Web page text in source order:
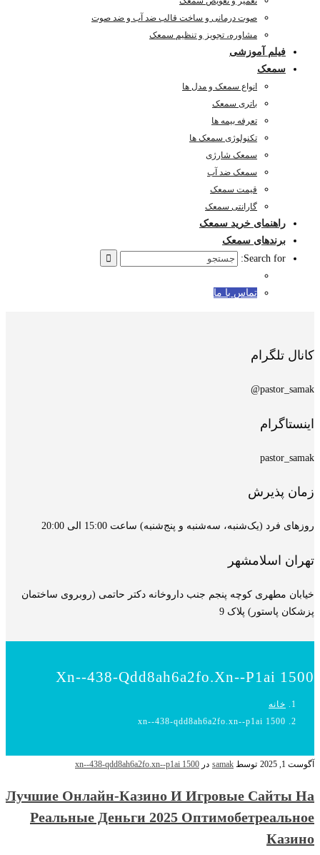
صوت درمانی و ساخت قالب ضد آب و ضد صوت
مشاوره، تجویز و تنظیم سمعک
فیلم آموزشی
سمعک
انواع سمعک و مدل ها
باتری سمعک
تعرفه بیمه ها
تکنولوژی سمعک ها
سمعک شارژی
سمعک ضد آب
قیمت سمعک
گارانتی سمعک
راهنمای خرید سمعک
برندهای سمعک
Search for:
تماس با ما
کانال تلگرام
pastor_samak@
اینستاگرام
pastor_samak
زمان پذیرش
روزهای فرد (یک‌شنبه، سه‌شنبه و پنج‌شنبه) ساعت 15:00 الی 20:00
تهران اسلامشهر
خیابان مطهری کوچه پنجم جنب داروخانه دکتر حاتمی (روبروی ساختمان
پزشکان پاستور) پلاک 9
Xn--438-Qdd8ah6a2fo.xn--p1ai 1500
خانه
xn--438-qdd8ah6a2fo.xn--p1ai 1500
آگوست 1, 2025 توسط samak در xn--438-qdd8ah6a2fo.xn--p1ai 1500
Лучшие Онлайн-Казино И Игровые Сайты На
Реальные Деньги 2025 Оптимобетреальное
Казино